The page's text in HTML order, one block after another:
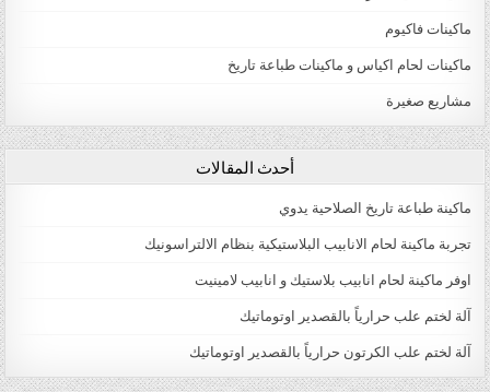
ماكينات فاكيوم
ماكينات لحام اكياس و ماكينات طباعة تاريخ
مشاريع صغيرة
أحدث المقالات
ماكينة طباعة تاريخ الصلاحية يدوي
تجربة ماكينة لحام الانابيب البلاستيكية بنظام الالتراسونيك
اوفر ماكينة لحام انابيب بلاستيك و انابيب لامينيت
آلة لختم علب حرارياً بالقصدير اوتوماتيك
آلة لختم علب الكرتون حرارياً بالقصدير اوتوماتيك